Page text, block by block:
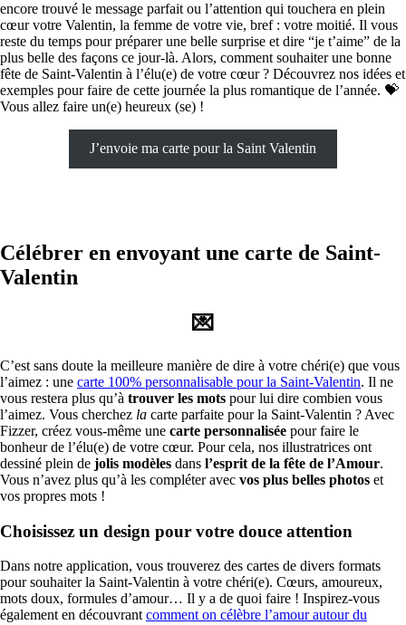
encore trouvé le message parfait ou l’attention qui touchera en plein
cœur votre Valentin, la femme de votre vie, bref : votre moitié. Il vous
reste du temps pour préparer une belle surprise et dire “je t’aime” de la
plus belle des façons ce jour-là. Alors, comment souhaiter une bonne
fête de Saint-Valentin à l’élu(e) de votre cœur ? Découvrez nos idées et
exemples pour faire de cette journée la plus romantique de l’année. 💝
Vous allez faire un(e) heureux (se) !
J’envoie ma carte pour la Saint Valentin
Célébrer en envoyant une carte de Saint-
Valentin
💌
C’est sans doute la meilleure manière de dire à votre chéri(e) que vous
l’aimez : une carte 100% personnalisable pour la Saint-Valentin. Il ne
vous restera plus qu’à trouver les mots pour lui dire combien vous
l’aimez. Vous cherchez la carte parfaite pour la Saint-Valentin ? Avec
Fizzer, créez vous-même une carte personnalisée pour faire le
bonheur de l’élu(e) de votre cœur. Pour cela, nos illustratrices ont
dessiné plein de jolis modèles dans l’esprit de la fête de l’Amour.
Vous n’avez plus qu’à les compléter avec vos plus belles photos et
vos propres mots !
Choisissez un design pour votre douce attention
Dans notre application, vous trouverez des cartes de divers formats
pour souhaiter la Saint-Valentin à votre chéri(e). Cœurs, amoureux,
mots doux, formules d’amour… Il y a de quoi faire ! Inspirez-vous
également en découvrantcomment on célèbre l’amour autour du